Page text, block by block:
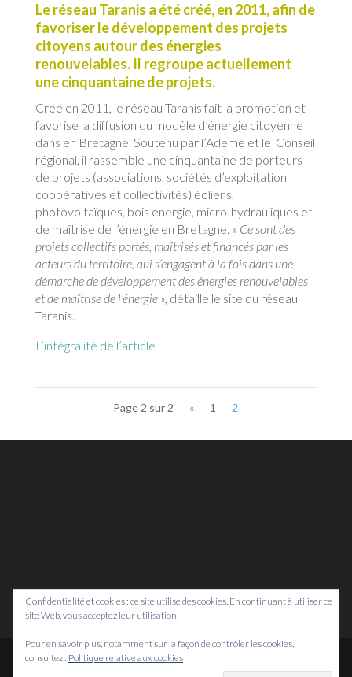
Le réseau Taranis a été créé, en 2011, afin de
favoriser le développement des projets
citoyens autour des énergies
renouvelables. Il regroupe actuellement
une cinquantaine de projets.
Créé en 2011, le réseau Taranis fait la promotion et
favorise la diffusion du modèle d’énergie citoyenne
dans en Bretagne. Soutenu par l’Ademe et le Conseil
régional, il rassemble une cinquantaine de porteurs
de projets (associations, sociétés d’exploitation
coopératives et collectivités) éoliens,
photovoltaïques, bois énergie, micro-hydrauliques et
de maîtrise de l’énergie en Bretagne. « Ce sont des
projets collectifs portés, maîtrisés et financés par les
acteurs du territoire, qui s’engagent à la fois dans une
démarche de développement des énergies renouvelables
et de maîtrise de l’énergie », détaille le site du réseau
Taranis.
L’intégralité de l’article
Page 2 sur 2 « 1 2
Confidentialité et cookies : ce site utilise des cookies. En continuant à utiliser ce
site Web, vous acceptez leur utilisation.
Pour en savoir plus, notamment sur la façon de contrôler les cookies,
consultez : Politique relative aux cookies